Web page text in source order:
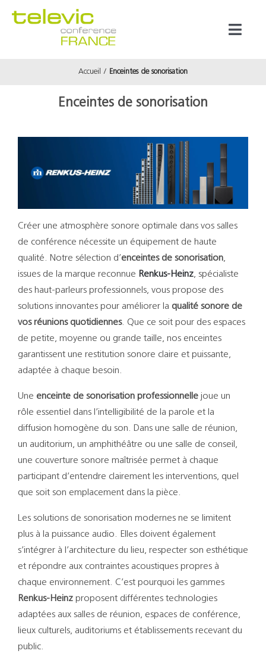
À propos
Support
Accueil Enceintes de sonorisation
Enceintes de sonorisation
Créer une atmosphère sonore optimale dans vos salles
de conférence nécessite un équipement de haute
qualité. Notre sélection d’enceintes de sonorisation,
issues de la marque reconnue Renkus-Heinz, spécialiste
des haut-parleurs professionnels, vous propose des
solutions innovantes pour améliorer la qualité sonore de
vos réunions quotidiennes. Que ce soit pour des espaces
de petite, moyenne ou grande taille, nos enceintes
garantissent une restitution sonore claire et puissante,
adaptée à chaque besoin.
Une enceinte de sonorisation professionnelle joue un
rôle essentiel dans l’intelligibilité de la parole et la
diffusion homogène du son. Dans une salle de réunion,
un auditorium, un amphithéâtre ou une salle de conseil,
une couverture sonore maîtrisée permet à chaque
participant d’entendre clairement les interventions, quel
que soit son emplacement dans la pièce.
Les solutions de sonorisation modernes ne se limitent
plus à la puissance audio. Elles doivent également
s’intégrer à l’architecture du lieu, respecter son esthétique
et répondre aux contraintes acoustiques propres à
chaque environnement. C’est pourquoi les gammes
Renkus-Heinz proposent différentes technologies
adaptées aux salles de réunion, espaces de conférence,
lieux culturels, auditoriums et établissements recevant du
public.